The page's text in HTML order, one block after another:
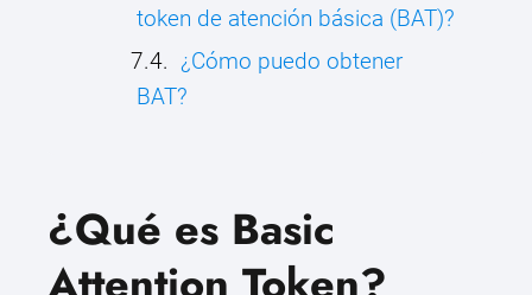
token de atención básica (BAT)?
¿Cómo puedo obtener
BAT?
¿Qué es Basic